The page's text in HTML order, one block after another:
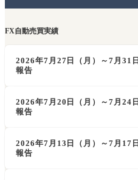
FX自動売買実績
2026年7月27日（月）～7月31
報告
2026年7月20日（月）～7月24
報告
2026年7月13日（月）～7月17
報告